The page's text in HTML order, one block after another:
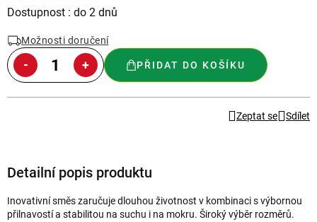
Měrná
Dostupnost : do 2 dnů
Možnosti doručení
PŘIDAT DO KOŠÍKU
Zeptat se Sdílet
Detailní popis produktu
Inovativní směs zaručuje dlouhou životnost v kombinaci s výbornou
přilnavostí a stabilitou na suchu i na mokru. Široký výběr rozměrů.